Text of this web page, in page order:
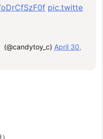
pic.twitte
(@candytoy_c) April 30,